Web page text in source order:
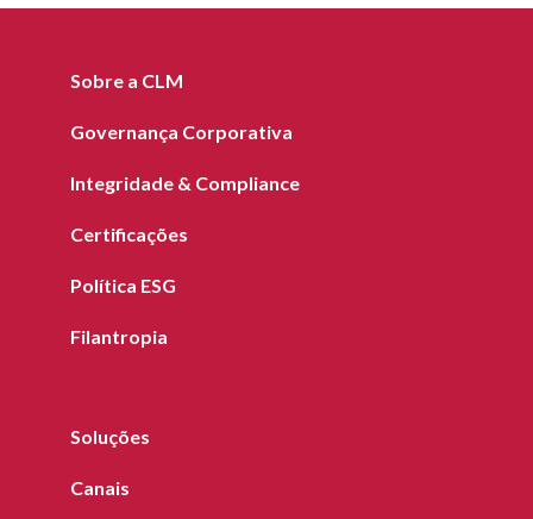
Sobre a CLM
Governança Corporativa
Integridade & Compliance
Certificações
Política ESG
Filantropia
Soluções
Canais